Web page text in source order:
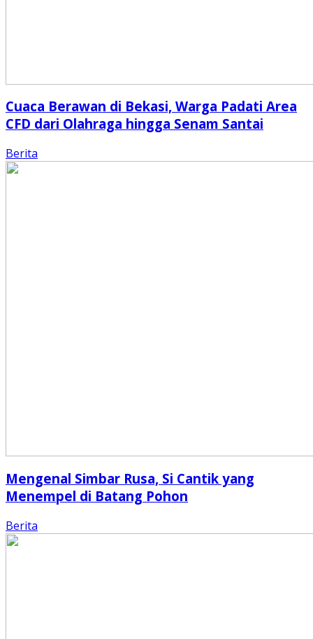
Cuaca Berawan di Bekasi, Warga Padati Area
CFD dari Olahraga hingga Senam Santai
Berita
Mengenal Simbar Rusa, Si Cantik yang
Menempel di Batang Pohon
Berita